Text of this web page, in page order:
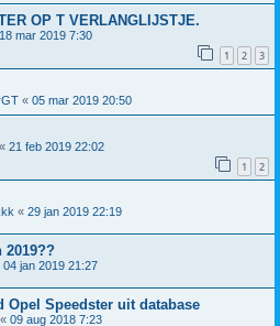
OP T VERLANGLIJSTJE.
18 mar 2019 7:30
1 2 3
« 05 mar 2019 20:50
« 21 feb 2019 22:02
1 2
« 29 jan 2019 22:19
2019??
04 jan 2019 21:27
Opel Speedster uit database
« 09 aug 2018 7:23